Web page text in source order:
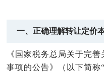
一、正确理解转让定价
《国家税务总局关于完
事项的公告》（以下简称